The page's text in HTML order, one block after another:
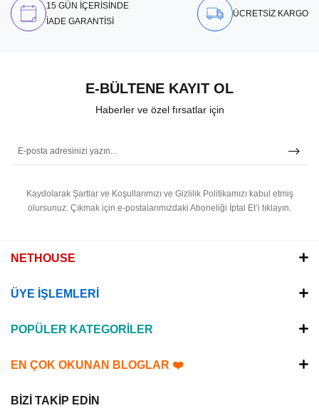
15 GÜN İÇERİSİNDE
İADE GARANTİSİ
ÜCRETSİZ KARGO
E-BÜLTENE KAYIT OL
Haberler ve özel fırsatlar için
Kaydolarak Şartlar ve Koşullarımızı ve Gizlilik Politikamızı kabul etmiş
olursunuz. Çıkmak için e-postalarımızdaki Aboneliği İptal Et’i tıklayın.
NETHOUSE
ÜYE İŞLEMLERİ
POPÜLER KATEGORİLER
EN ÇOK OKUNAN BLOGLAR ❤️
BİZİ TAKİP EDİN